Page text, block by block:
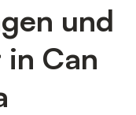
und
in Can